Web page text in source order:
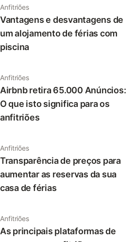
Anfitriões
Vantagens e desvantagens de
um alojamento de férias com
piscina
Anfitriões
Airbnb retira 65.000 Anúncios:
O que isto significa para os
anfitriões
Anfitriões
Transparência de preços para
aumentar as reservas da sua
casa de férias
Anfitriões
As principais plataformas de